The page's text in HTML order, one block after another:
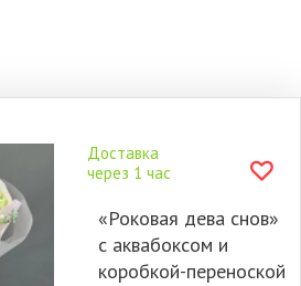
Доставка
через 1 час
«Роковая дева снов»
с аквабоксом и
коробкой-переноской